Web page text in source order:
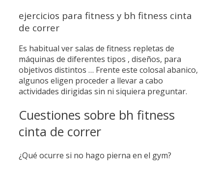
ejercicios para fitness y bh fitness cinta
de correr
Es habitual ver salas de fitness repletas de
máquinas de diferentes tipos , diseños, para
objetivos distintos … Frente este colosal abanico,
algunos eligen proceder a llevar a cabo
actividades dirigidas sin ni siquiera preguntar.
Cuestiones sobre bh fitness
cinta de correr
¿Qué ocurre si no hago pierna en el gym?